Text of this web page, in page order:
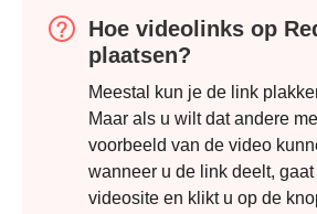
Hoe videolinks op
plaatsen?
Meestal kun je de link
Maar als u wilt dat andere
voorbeeld van de video
wanneer u de link deelt,
videosite en klikt u op de